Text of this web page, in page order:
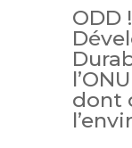
ODD
dont